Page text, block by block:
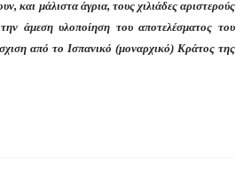
και μάλιστα άγρια, τους χιλιάδες αριστερούς
άμεση υλοποίηση του αποτελέσματος του
από το Ισπανικό (μοναρχικό) Κράτος της